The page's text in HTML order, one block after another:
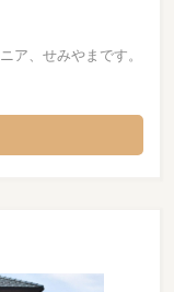
ア、せみやまです。